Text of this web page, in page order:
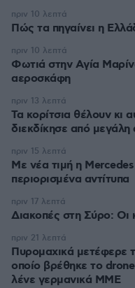
Πώς τα πηγαίνει η
πριν 10 λεπτά
Φωτιά στην Aγία
αεροσκάφη
πριν 10 λεπτά
Τα κορίτσια θέλουν κι
διεκδίκησε από
πριν 13 λεπτά
Με νέα τιμή η
περιορισμένα αντίτυπα
πριν 15 λεπτά
Διακοπές στη Σύρο: Οι
πριν 17 λεπτά
Πυρομαχικά μετέφερε
οποίο βρέθηκε το
λένε γερμανικά ΜΜΕ
πριν 21 λεπτά